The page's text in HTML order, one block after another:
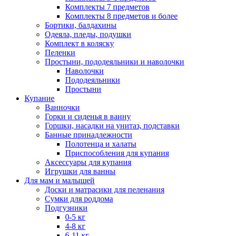
Комплекты 7 предметов
Комплекты 8 предметов и более
Бортики, балдахины
Одеяла, пледы, подушки
Комплект в коляску
Пеленки
Простыни, пододеяльники и наволочки
Наволочки
Пододеяльники
Простыни
Купание
Ванночки
Горки и сиденья в ванну
Горшки, насадки на унитаз, подставки
Банные принадлежности
Полотенца и халаты
Приспособления для купания
Аксессуары для купания
Игрушки для ванны
Для мам и малышей
Доски и матрасики для пеленания
Сумки для роддома
Подгузники
0-5 кг
4-8 кг